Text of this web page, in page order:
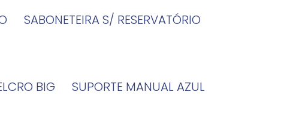
SABONETEIRA S/ RESERVATÓRIO
BIG
SUPORTE MANUAL AZUL